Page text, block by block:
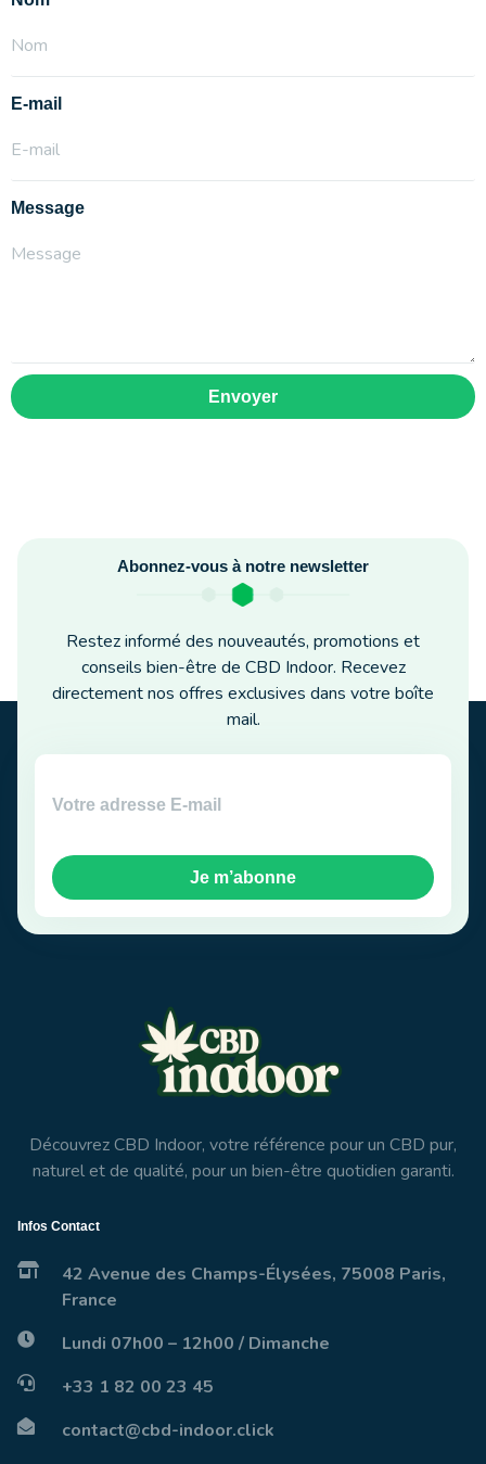
E-mail
Message
Envoyer
Abonnez-vous à notre newsletter
Restez informé des nouveautés, promotions et
conseils bien-être de CBD Indoor. Recevez
directement nos offres exclusives dans votre boîte
mail.
Je m’abonne
Découvrez CBD Indoor, votre référence pour un CBD pur,
naturel et de qualité, pour un bien-être quotidien garanti.
Infos Contact
42 Avenue des Champs-Élysées, 75008 Paris,
France
Lundi 07h00 – 12h00 / Dimanche
+33 1 82 00 23 45
contact@cbd-indoor.click